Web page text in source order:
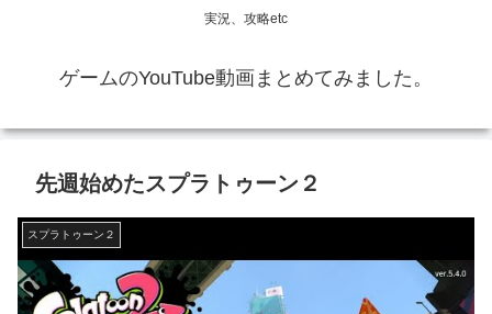
実況、攻略etc
ゲームのYouTube動画まとめてみました。
先週始めたスプラトゥーン２
スプラトゥーン２